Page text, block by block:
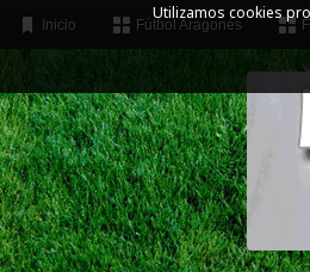
Utilizamos cookies
Inicio Fútbol Aragonés